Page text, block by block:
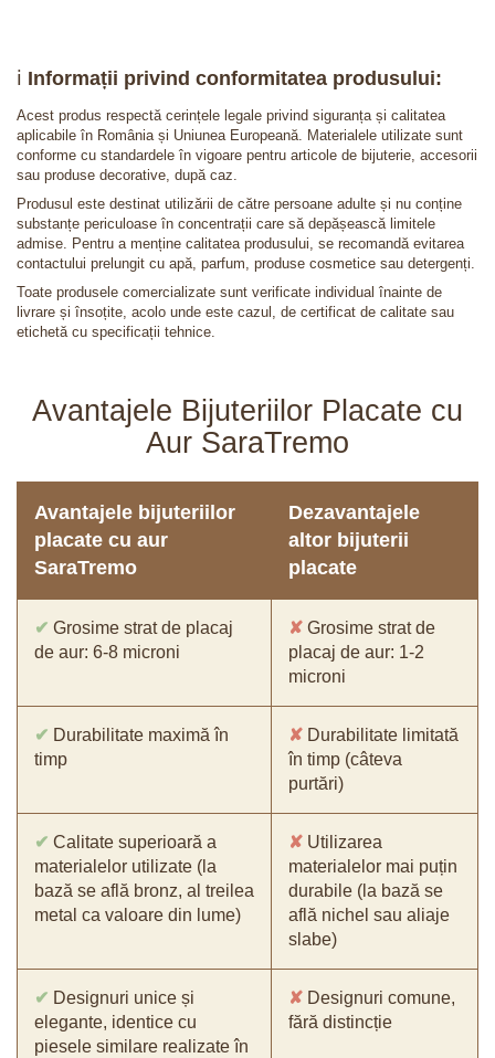
ℹ️ Informații privind conformitatea produsului:
Acest produs respectă cerințele legale privind siguranța și calitatea
aplicabile în România și Uniunea Europeană. Materialele utilizate sunt
conforme cu standardele în vigoare pentru articole de bijuterie, accesorii
sau produse decorative, după caz.
Produsul este destinat utilizării de către persoane adulte și nu conține
substanțe periculoase în concentrații care să depășească limitele
admise. Pentru a menține calitatea produsului, se recomandă evitarea
contactului prelungit cu apă, parfum, produse cosmetice sau detergenți.
Toate produsele comercializate sunt verificate individual înainte de
livrare și însoțite, acolo unde este cazul, de certificat de calitate sau
etichetă cu specificații tehnice.
Avantajele Bijuteriilor Placate cu
Aur SaraTremo
Avantajele bijuteriilor
placate cu aur
SaraTremo
Dezavantajele
altor bijuterii
placate
✔ Grosime strat de placaj
de aur: 6-8 microni
✘ Grosime strat de
placaj de aur: 1-2
microni
✔ Durabilitate maximă în
timp
✘ Durabilitate limitată
în timp (câteva
purtări)
✔ Calitate superioară a
materialelor utilizate (la
bază se află bronz, al treilea
metal ca valoare din lume)
✘ Utilizarea
materialelor mai puțin
durabile (la bază se
află nichel sau aliaje
slabe)
✔ Designuri unice și
elegante, identice cu
piesele similare realizate în
✘ Designuri comune,
fără distincție